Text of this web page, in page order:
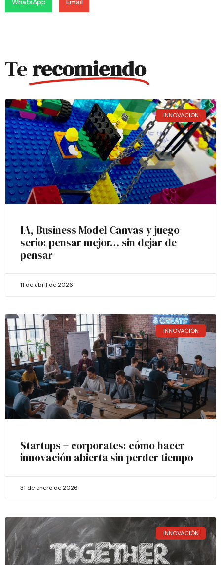
WhatsApp Email
Terecomiendo
INNOVACIÓN
IA, Business Model Canvas y juego
serio: pensar mejor… sin dejar de
pensar
11 de abril de 2026
INNOVACIÓN
Startups + corporates: cómo hacer
innovación abierta sin perder tiempo
31 de enero de 2026
INNOVACIÓN